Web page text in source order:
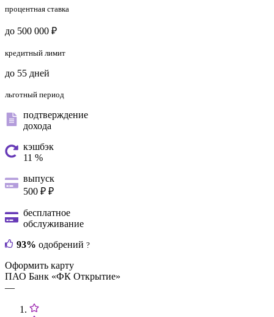
процентная ставка
до 500 000 ₽
кредитный лимит
до 55 дней
льготный период
подтверждение
дохода
кэшбэк
11 %
выпуск
500 ₽ ₽
бесплатное
обслуживание
93% одобрений ?
Оформить карту
ПАО Банк «ФК Открытие»
—